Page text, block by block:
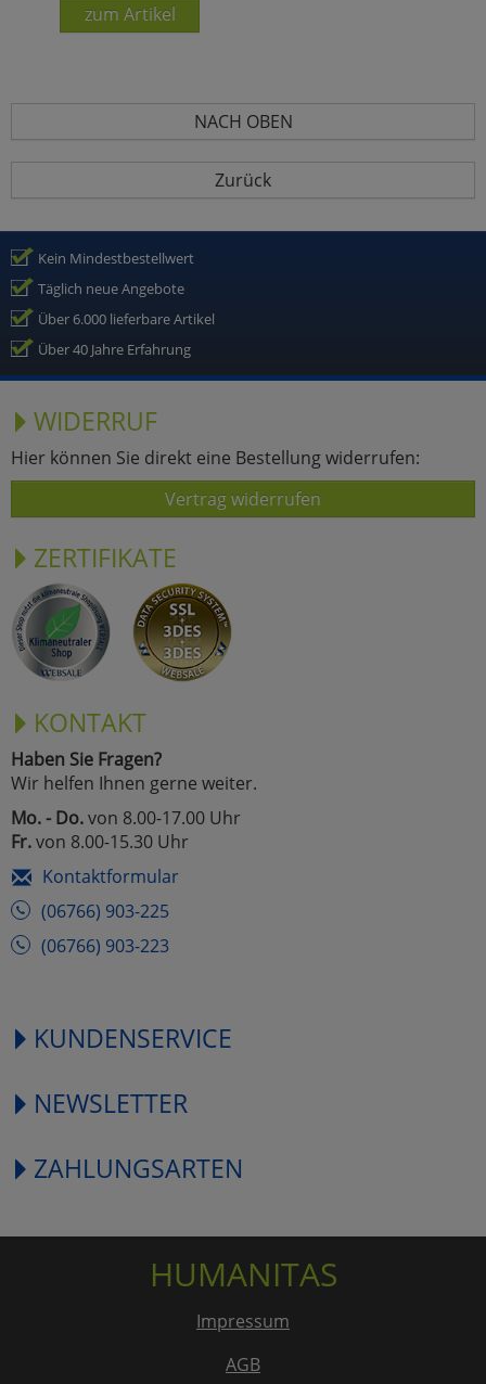
zum Artikel
NACH OBEN
Zurück
Kein Mindestbestellwert
Täglich neue Angebote
Über 6.000 lieferbare Artikel
Über 40 Jahre Erfahrung
WIDERRUF
Hier können Sie direkt eine Bestellung widerrufen:
Vertrag widerrufen
ZERTIFIKATE
KONTAKT
Haben Sie Fragen?
Wir helfen Ihnen gerne weiter.
Mo. - Do.von 8.00-17.00 Uhr
Fr.von 8.00-15.30 Uhr
Kontaktformular
(06766) 903-225
(06766) 903-223
KUNDENSERVICE
NEWSLETTER
ZAHLUNGSARTEN
HUMANITAS
Impressum
AGB